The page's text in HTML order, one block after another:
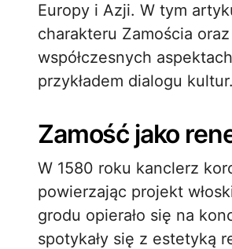
Europy i Azji. W tym
charakteru Zamościa
współczesnych
przykładem dialogu kultur.
Zamość jako
W 1580 roku kanclerz
powierzając projekt
grodu opierało się na
spotykały się z estetyką